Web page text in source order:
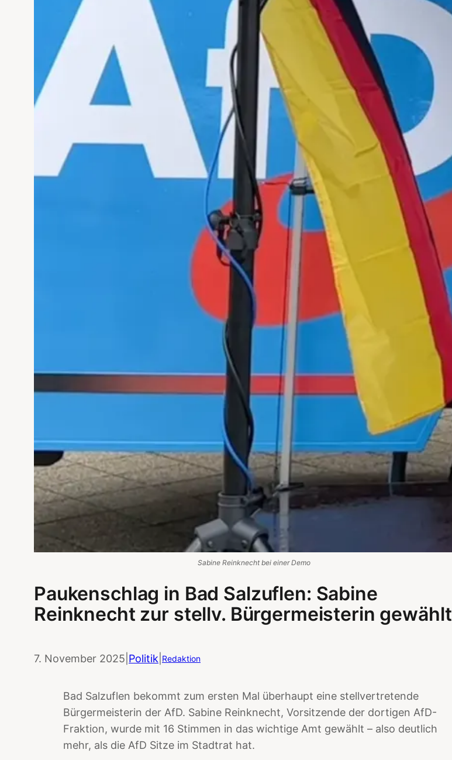
Sabine Reinknecht bei einer Demo
Paukenschlag in Bad Salzuflen: Sabine
Reinknecht zur stellv. Bürgermeisterin gewählt
7. November 2025 Politik Redaktion
Bad Salzuflen bekommt zum ersten Mal überhaupt eine stellvertretende
Bürgermeisterin der AfD. Sabine Reinknecht, Vorsitzende der dortigen AfD-
Fraktion, wurde mit 16 Stimmen in das wichtige Amt gewählt – also deutlich
mehr, als die AfD Sitze im Stadtrat hat.